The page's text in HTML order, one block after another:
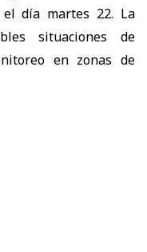
día martes 22. La
situaciones de
en zonas de